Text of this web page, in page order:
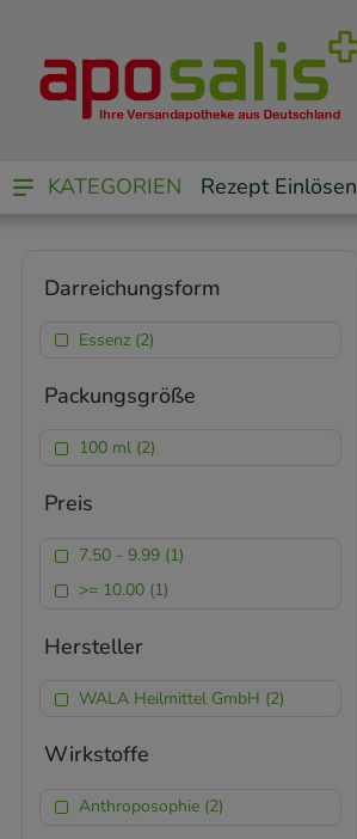
KATEGORIEN Rezept Einlösen
Darreichungsform
Essenz (2)
Packungsgröße
100 ml (2)
Preis
7.50 - 9.99 (1)
>= 10.00 (1)
Hersteller
WALA Heilmittel GmbH (2)
Wirkstoffe
Anthroposophie (2)